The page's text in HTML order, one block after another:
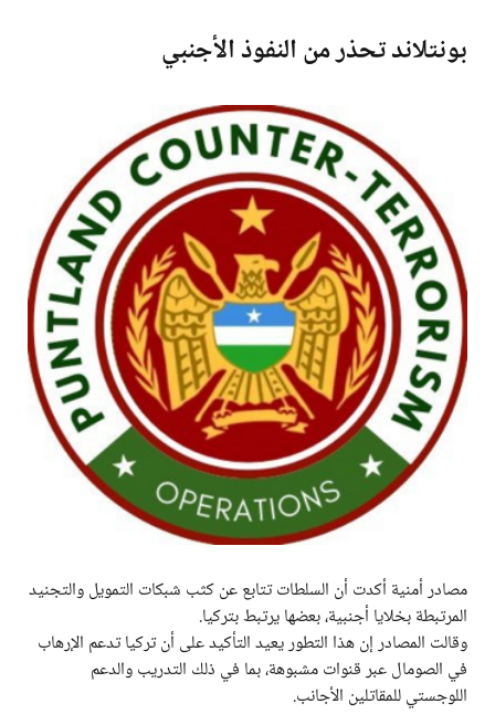
بونتلاند تحذر من النفوذ الأجنبي
مصادر أمنية أكدت أن السلطات تتابع عن كثب شبكات التمويل والتجنيد
المرتبطة بخلايا أجنبية، بعضها يرتبط بتركيا.
وقالت المصادر إن هذا التطور يعيد التأكيد على أن تركيا تدعم الإرهاب
في الصومال عبر قنوات مشبوهة، بما في ذلك التدريب والدعم
اللوجستي للمقاتلين الأجانب.